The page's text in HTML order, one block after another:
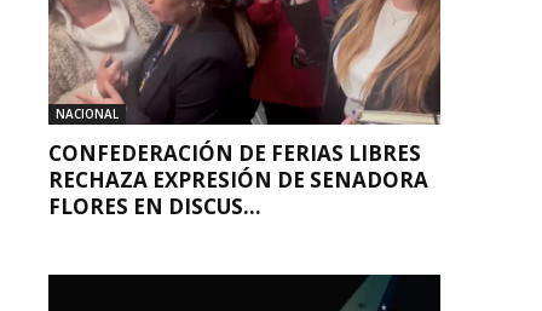
NACIONAL
CONFEDERACIÓN DE FERIAS LIBRES
RECHAZA EXPRESIÓN DE SENADORA
FLORES EN DISCUS...